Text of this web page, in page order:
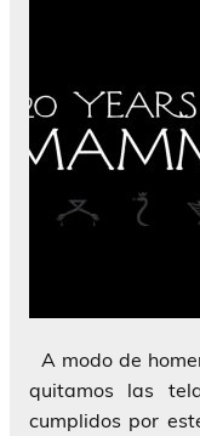
A modo de
quitamos las
cumplidos por